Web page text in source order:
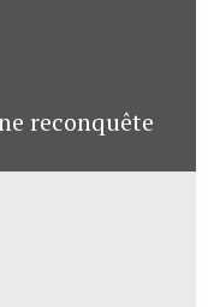
reconquête